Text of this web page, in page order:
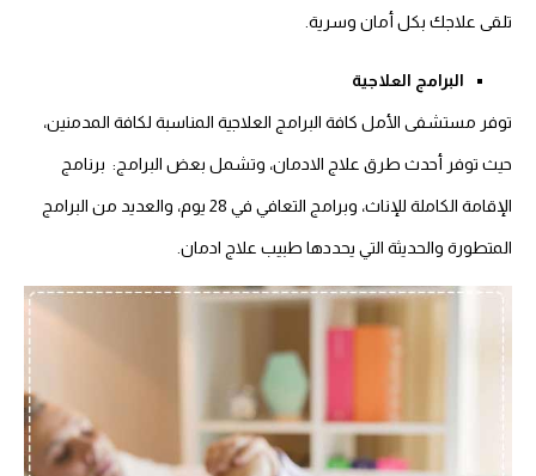
تلقى علاجك بكل أمان وسرية.
البرامج العلاجية
توفر مستشفى الأمل كافة البرامج العلاجية المناسبة لكافة المدمنين،
حيث توفر أحدث طرق علاج الادمان، وتشمل بعض البرامج: برنامج
الإقامة الكاملة للإناث، وبرامج التعافي في 28 يوم، والعديد من البرامج
المتطورة والحديثة التي يحددها طبيب علاج ادمان.